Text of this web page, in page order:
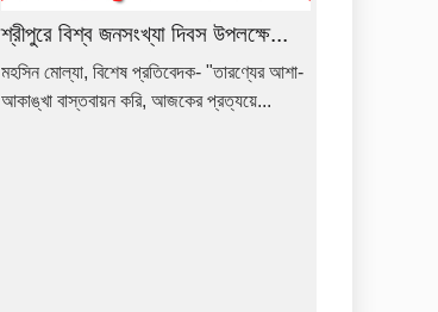
শ্রীপুরে বিশ্ব জনসংখ্যা দিবস উপলক্ষে...
মহসিন মোল্যা, বিশেষ প্রতিবেদক- "তারণ্যের আশা-
আকাঙ্খা বাস্তবায়ন করি, আজকের প্রত্যয়ে...